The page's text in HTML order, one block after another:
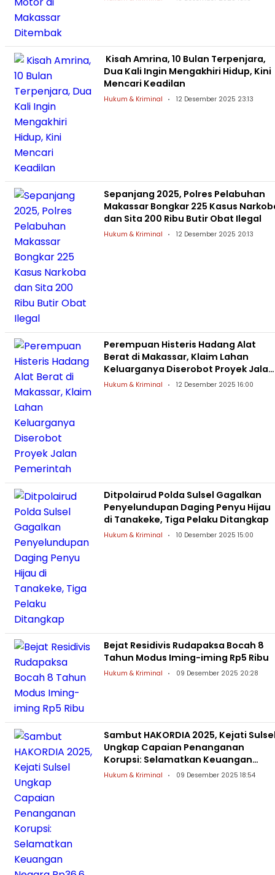
Dua Kali Ingin Mengakhiri Hidup, Kini
Mencari Keadilan
Hukum & Kriminal 12 Desember 2025 23:13
Sepanjang 2025, Polres Pelabuhan
Makassar Bongkar 225 Kasus
dan Sita 200 Ribu Butir Obat Ilegal
Hukum & Kriminal 12 Desember 2025 20:13
Perempuan Histeris Hadang Alat
Berat di Makassar, Klaim Lahan
Keluarganya Diserobot Proyek Jalan
Pemerintah
Hukum & Kriminal 12 Desember 2025 16:00
Ditpolairud Polda Sulsel Gagalkan
Penyelundupan Daging Penyu Hijau
di Tanakeke, Tiga Pelaku Ditangkap
Hukum & Kriminal 10 Desember 2025 15:00
Bejat Residivis Rudapaksa Bocah 8
Tahun Modus Iming-iming Rp5 Ribu
Hukum & Kriminal 09 Desember 2025 20:28
Sambut HAKORDIA 2025, Kejati
Ungkap Capaian Penanganan
Korupsi: Selamatkan Keuangan
Negara Rp36,6 Miliar
Hukum & Kriminal 09 Desember 2025 18:54